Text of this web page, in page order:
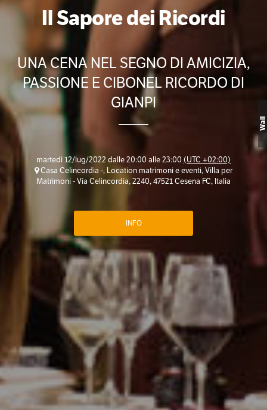
Il Sapore dei Ricordi
UNA CENA NEL SEGNO DI AMICIZIA,
PASSIONE E CIBONEL RICORDO DI
GIANPI
martedì 12/lug/2022 dalle 20:00 alle 23:00 (UTC +02:00)
Casa Celincordia -, Location matrimoni e eventi, Villa per
Matrimoni - Via Celincordia, 2240, 47521 Cesena FC, Italia
INFO
Wall